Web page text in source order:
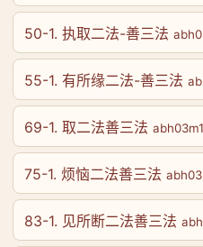
50-1. 执取二法-善三法
55-1. 有所缘二法-善三法
69-1. 取二法善三法
75-1. 烦恼二法善三法
83-1. 见所断二法善三法